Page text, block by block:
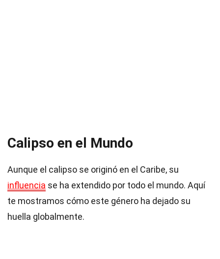
Calipso en el Mundo
Aunque el calipso se originó en el Caribe, su
influencia se ha extendido por todo el mundo. Aquí
te mostramos cómo este género ha dejado su
huella globalmente.